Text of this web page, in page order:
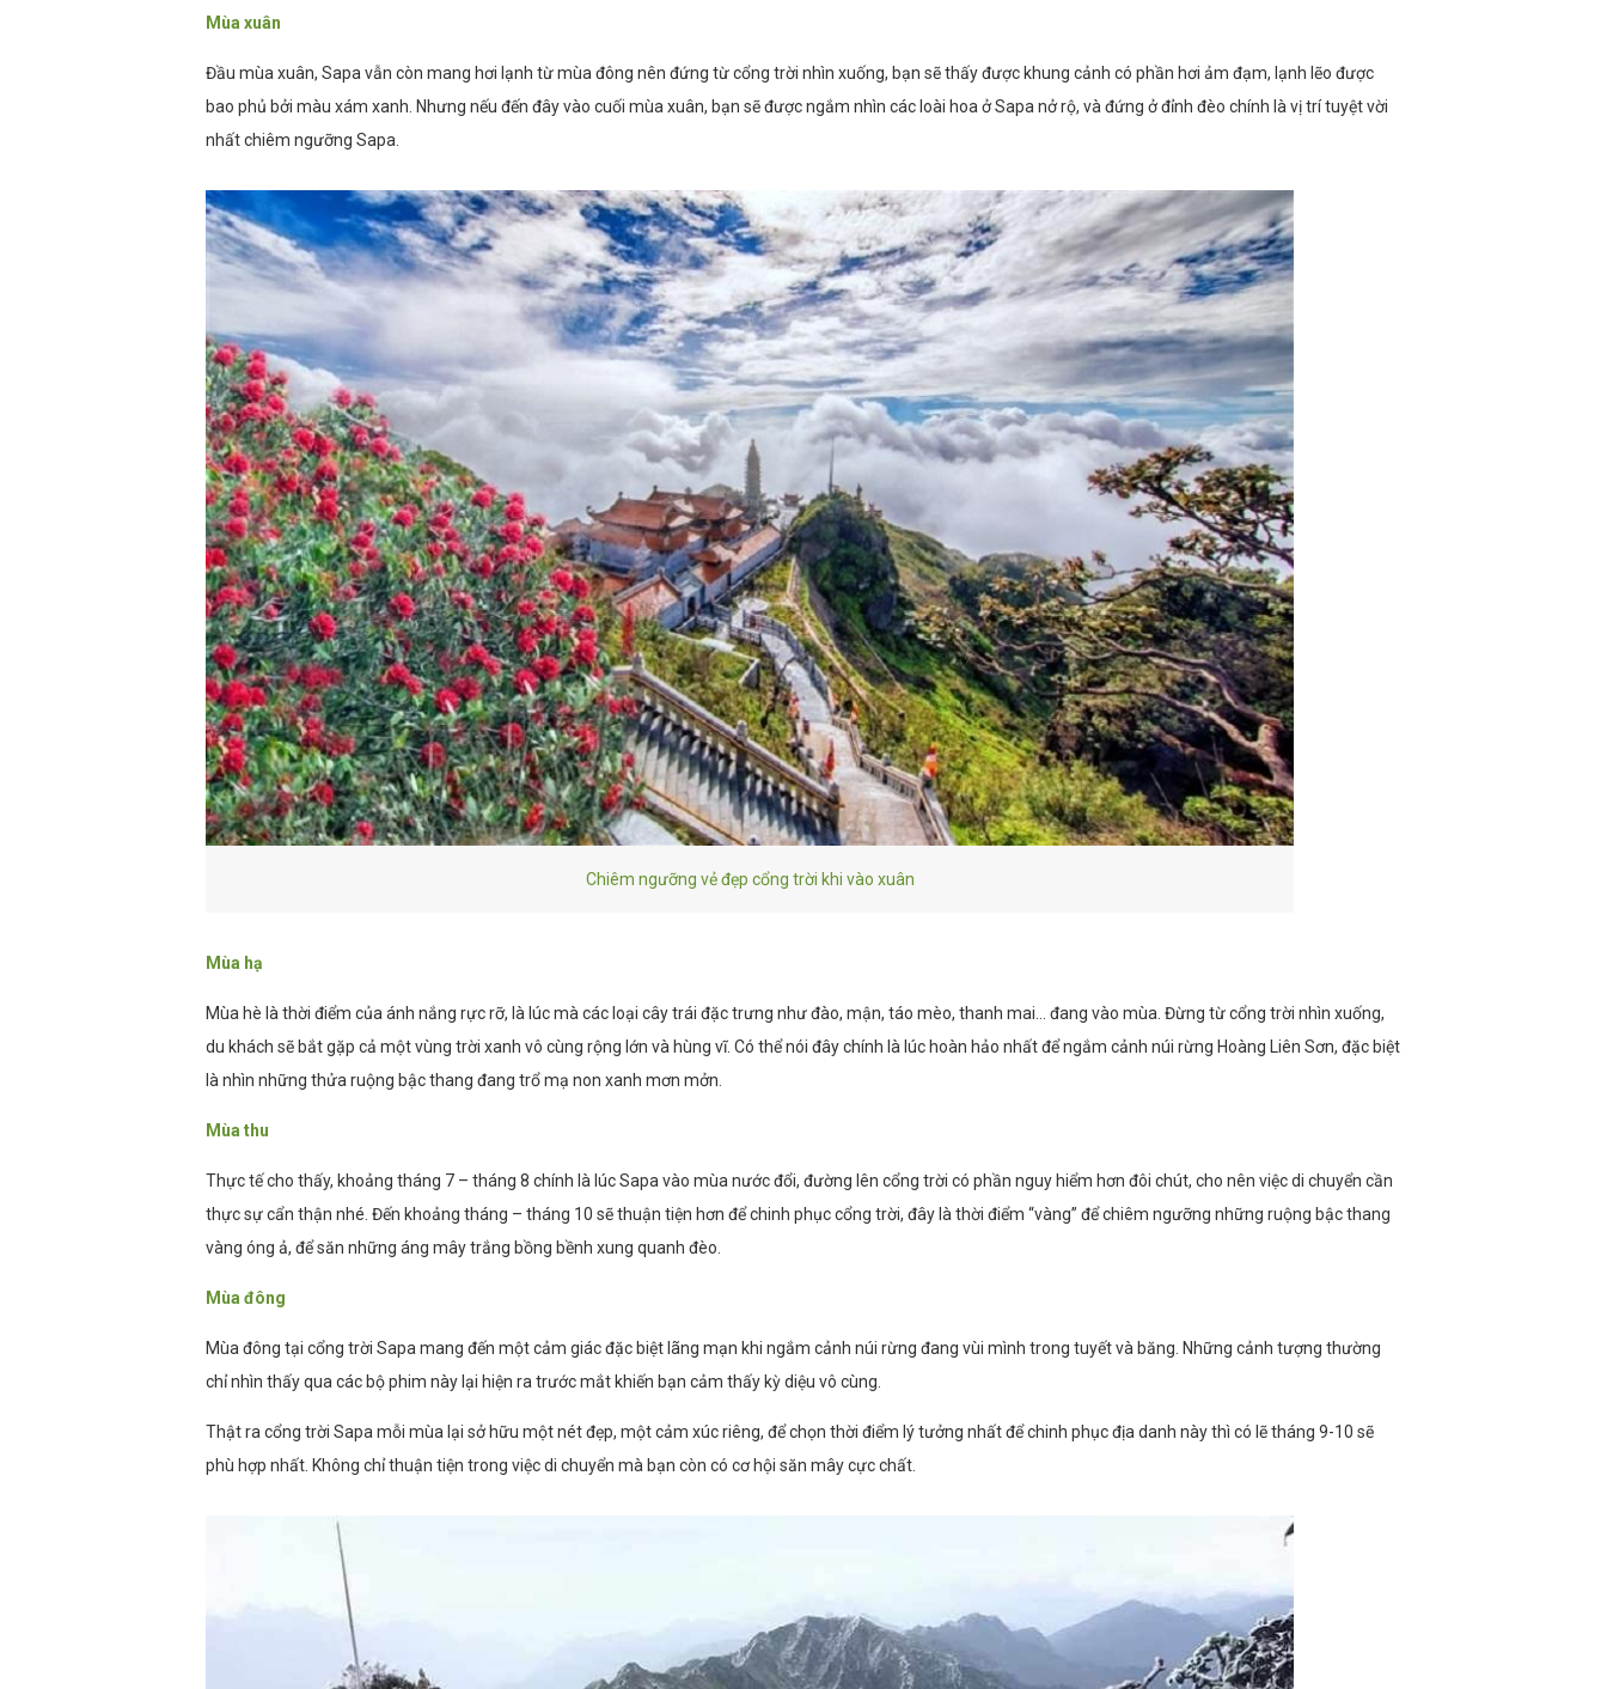
Mùa xuân
Đầu mùa xuân, Sapa vẫn còn mang hơi lạnh từ mùa đông nên đứng từ cổng trời nhìn xuống, bạn sẽ thấy được khung cảnh có phần hơi ảm đạm, lạnh lẽo được
bao phủ bởi màu xám xanh. Nhưng nếu đến đây vào cuối mùa xuân, bạn sẽ được ngắm nhìn các loài hoa ở Sapa nở rộ, và đứng ở đỉnh đèo chính là vị trí tuyệt vời
nhất chiêm ngưỡng Sapa.
Chiêm ngưỡng vẻ đẹp cổng trời khi vào xuân
Mùa hạ
Mùa hè là thời điểm của ánh nắng rực rỡ, là lúc mà các loại cây trái đặc trưng như đào, mận, táo mèo, thanh mai… đang vào mùa. Đừng từ cổng trời nhìn xuống,
du khách sẽ bắt gặp cả một vùng trời xanh vô cùng rộng lớn và hùng vĩ. Có thể nói đây chính là lúc hoàn hảo nhất để ngắm cảnh núi rừng Hoàng Liên Sơn, đặc biệt
là nhìn những thửa ruộng bậc thang đang trổ mạ non xanh mơn mởn.
Mùa thu
Thực tế cho thấy, khoảng tháng 7 – tháng 8 chính là lúc Sapa vào mùa nước đổi, đường lên cổng trời có phần nguy hiểm hơn đôi chút, cho nên việc di chuyển cần
thực sự cẩn thận nhé. Đến khoảng tháng – tháng 10 sẽ thuận tiện hơn để chinh phục cổng trời, đây là thời điểm “vàng” để chiêm ngưỡng những ruộng bậc thang
vàng óng ả, để săn những áng mây trắng bồng bềnh xung quanh đèo.
Mùa đông
Mùa đông tại cổng trời Sapa mang đến một cảm giác đặc biệt lãng mạn khi ngắm cảnh núi rừng đang vùi mình trong tuyết và băng. Những cảnh tượng thường
chỉ nhìn thấy qua các bộ phim này lại hiện ra trước mắt khiến bạn cảm thấy kỳ diệu vô cùng.
Thật ra cổng trời Sapa mỗi mùa lại sở hữu một nét đẹp, một cảm xúc riêng, để chọn thời điểm lý tưởng nhất để chinh phục địa danh này thì có lẽ tháng 9-10 sẽ
phù hợp nhất. Không chỉ thuận tiện trong việc di chuyển mà bạn còn có cơ hội săn mây cực chất.